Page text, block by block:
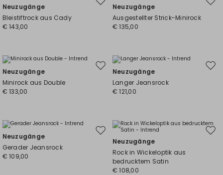
Auf
Wunschliste
Neuzugänge
Bleistiftrock aus Cady
€ 143,00
Auf
Neuzugänge
Ausgestellter Strick-Minirock
€ 135,00
Auf
Wunschliste
Neuzugänge
Minirock aus Double
€ 133,00
Auf
Neuzugänge
Langer Jeansrock
€ 121,00
Auf
Wunschliste
Neuzugänge
Gerader Jeansrock
€ 109,00
Auf
Neuzugänge
Rock in Wickeloptik aus
bedrucktem Satin
€ 108,00